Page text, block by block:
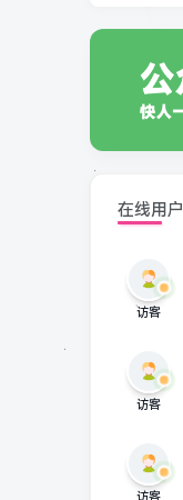
在线用户
访客
访客